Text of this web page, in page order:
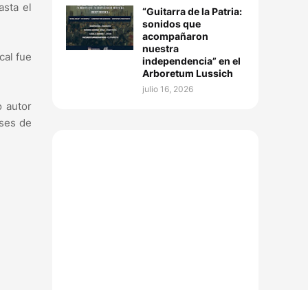
el
fue
autor
de
“Guitarra de la Patria:
sonidos que
acompañaron
nuestra
independencia” en el
Arboretum Lussich
julio 16, 2026